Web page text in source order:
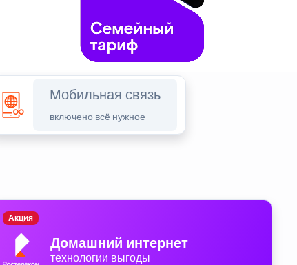
Мобильная связь
включено всё нужное
Домашний интернет
технологии выгоды
Акция